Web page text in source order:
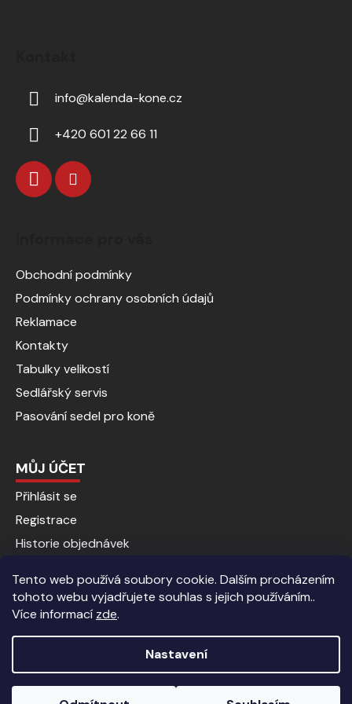
Tento web používá soubory cookie. Dalším procházením
tohoto webu vyjadřujete souhlas s jejich používáním..
Více informací zde.
Nastavení
info@kalenda-kone.cz
+420 601 22 66 11
Obchodní podmínky
Podmínky ochrany osobních údajů
Reklamace
Kontakty
Tabulky velikostí
Sedlářský servis
Pasování sedel pro koně
MŮJ ÚČET
Přihlásit se
Registrace
Historie objednávek
Vytvořil Shoptet Anque Media